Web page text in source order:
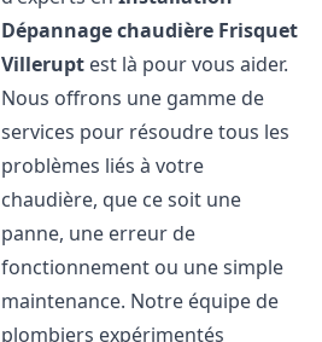
Dépannage chaudière Frisquet
Villerupt est là pour vous aider.
Nous offrons une gamme de
services pour résoudre tous les
problèmes liés à votre
chaudière, que ce soit une
panne, une erreur de
fonctionnement ou une simple
maintenance. Notre équipe de
plombiers expérimentés